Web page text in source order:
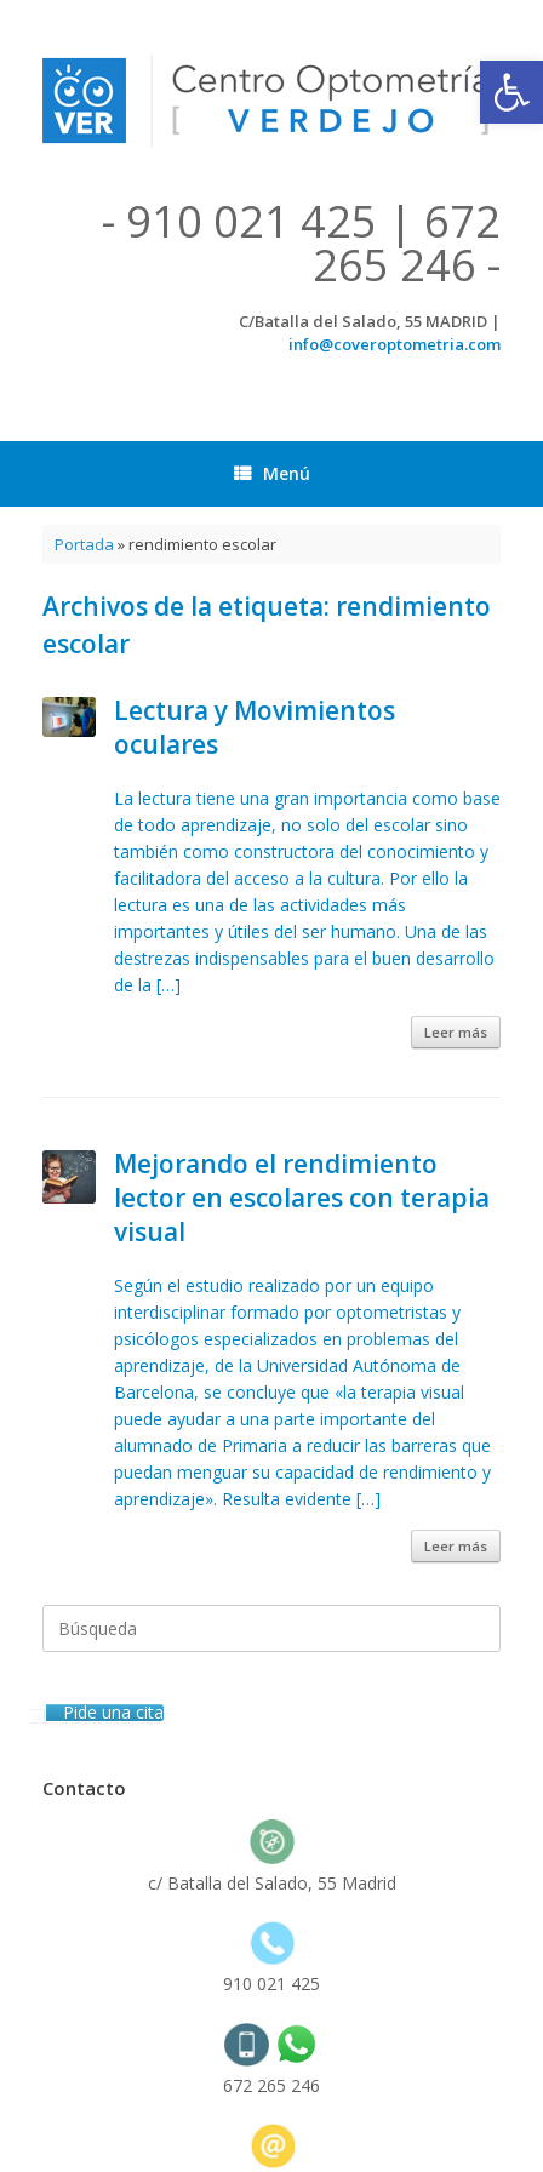
contenido
- 910 021 425 | 672
265 246 -
C/Batalla del Salado, 55 MADRID |
info@coveroptometria.com
Menú
Portada »rendimiento escolar
Archivos de la etiqueta: rendimiento
escolar
Lectura y Movimientos
oculares
La lectura tiene una gran importancia como base
de todo aprendizaje, no solo del escolar sino
también como constructora del conocimiento y
facilitadora del acceso a la cultura. Por ello la
lectura es una de las actividades más
importantes y útiles del ser humano. Una de las
destrezas indispensables para el buen desarrollo
de la […]
Leer más
Mejorando el rendimiento
lector en escolares con terapia
visual
Según el estudio realizado por un equipo
interdisciplinar formado por optometristas y
psicólogos especializados en problemas del
aprendizaje, de la Universidad Autónoma de
Barcelona, se concluye que «la terapia visual
puede ayudar a una parte importante del
alumnado de Primaria a reducir las barreras que
puedan menguar su capacidad de rendimiento y
aprendizaje». Resulta evidente […]
Leer más
Buscar:
Pide una cita
Contacto
c/ Batalla del Salado, 55 Madrid
910 021 425
672 265 246